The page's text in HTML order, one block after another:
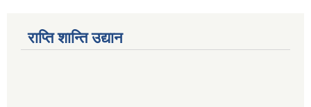
राप्ति शान्ति उद्यान